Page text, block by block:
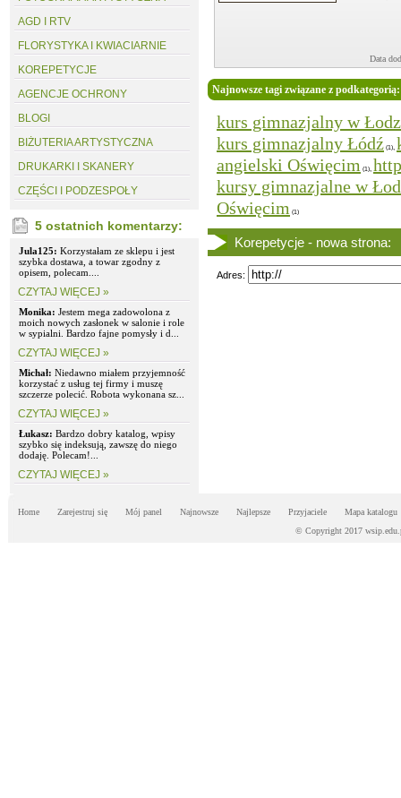
AGD I RTV
FLORYSTYKA I KWIACIARNIE
KOREPETYCJE
AGENCJE OCHRONY
BLOGI
BIŻUTERIA ARTYSTYCZNA
DRUKARKI I SKANERY
CZĘŚCI I PODZESPOŁY
5 ostatnich komentarzy:
Jula125: Korzystałam ze sklepu i jest
szybka dostawa, a towar zgodny z
opisem, polecam....
CZYTAJ WIĘCEJ »
Monika: Jestem mega zadowolona z
moich nowych zasłonek w salonie i role
w sypialni. Bardzo fajne pomysły i d...
CZYTAJ WIĘCEJ »
Michał: Niedawno miałem przyjemność
korzystać z usług tej firmy i muszę
szczerze polecić. Robota wykonana sz...
CZYTAJ WIĘCEJ »
Łukasz: Bardzo dobry katalog, wpisy
szybko się indeksują, zawszę do niego
dodaję. Polecam!...
CZYTAJ WIĘCEJ »
Data
Najnowsze tagi związane z
kurs gimnazjalny w
kurs gimnazjalny Łódź (1),
angielski Oświęcim (1),
kursy gimnazjalne w
Oświęcim (1)
Korepetycje - nowa strona:
Adres:
Home Zarejestruj się Mój panel Najnowsze Najlepsze Przyjaciele
Mapa katalogu
© Copyright 2017